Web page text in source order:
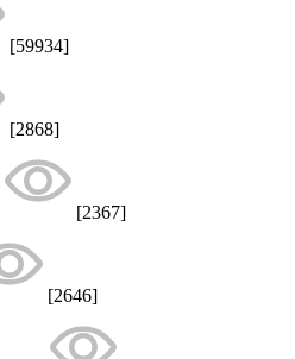
[59934]
[2868]
[2367]
[2646]